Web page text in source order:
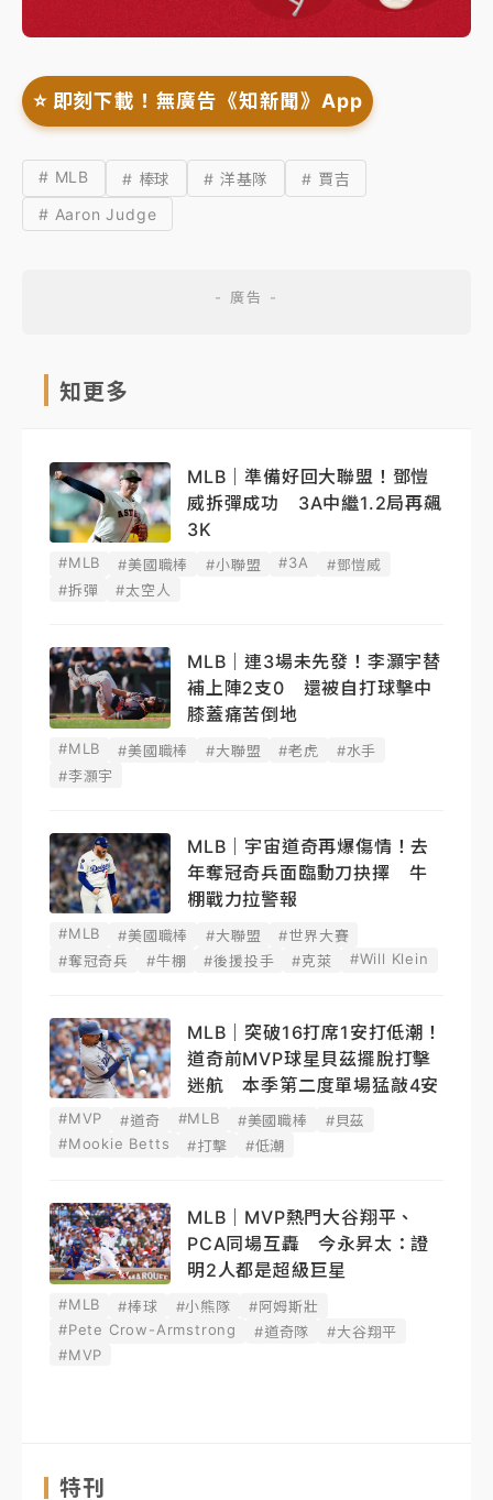
⭐️ 即刻下載！無廣告《知新聞》App
# MLB # 棒球 # 洋基隊
# 賈吉
# Aaron Judge
知更多
MLB｜準備好回大聯盟！鄧愷
威拆彈成功 3A中繼1.2局再飆
3K
#MLB #美國職棒 #小聯盟 #3A
#鄧愷威
#拆彈
#太空人
MLB｜連3場未先發！李灝宇替
補上陣2支0 還被自打球擊中
膝蓋痛苦倒地
#MLB #美國職棒 #大聯盟 #老虎
#水手
#李灝宇
MLB｜宇宙道奇再爆傷情！去
年奪冠奇兵面臨動刀抉擇 牛
棚戰力拉警報
#MLB #美國職棒 #大聯盟
#世界大賽
#奪冠奇兵
#牛棚 #後援投手 #克萊 #Will Klein
MLB｜突破16打席1安打低潮！
道奇前MVP球星貝茲擺脫打擊
迷航 本季第二度單場猛敲4安
#MVP #道奇 #MLB #美國職棒
#貝茲
#Mookie Betts
#打擊 #低潮
MLB｜MVP熱門大谷翔平、
PCA同場互轟 今永昇太：證
明2人都是超級巨星
#MLB #棒球 #小熊隊
#阿姆斯壯
#Pete Crow-Armstrong
#道奇隊
#大谷翔平
#MVP
特刊